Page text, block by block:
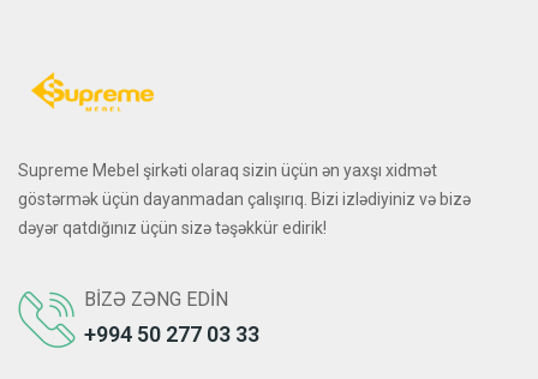
Supreme Mebel şirkəti olaraq sizin üçün ən yaxşı xidmət
göstərmək üçün dayanmadan çalışırıq. Bizi izlədiyiniz və bizə
dəyər qatdığınız üçün sizə təşəkkür edirik!
BIZƏ ZƏNG EDIN
+994 50 277 03 33